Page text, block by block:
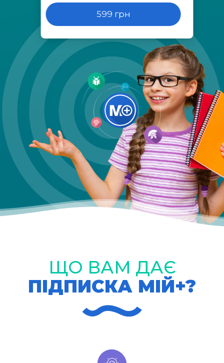
599 грн
ЩО ВАМ ДАЄ
ПІДПИСКА МІЙ+?